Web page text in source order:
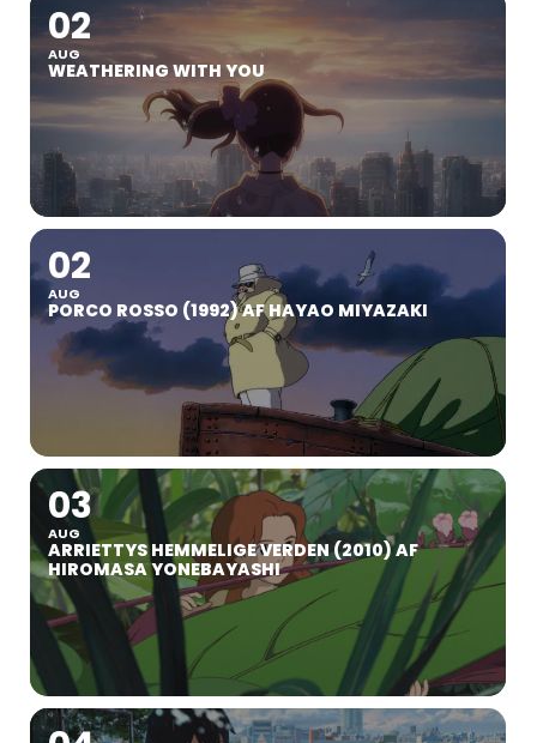
02
AUG
WEATHERING WITH YOU
02
AUG
PORCO ROSSO (1992) AF HAYAO MIYAZAKI
03
AUG
ARRIETTYS HEMMELIGE VERDEN (2010) AF
HIROMASA YONEBAYASHI